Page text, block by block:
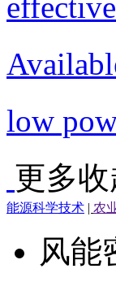
low
更多收
能源科学技术 | 农
风能